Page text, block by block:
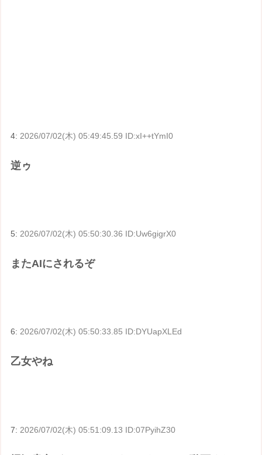
4: 2026/07/02(木) 05:49:45.59 ID:xI++tYmI0
逆ゥ
5: 2026/07/02(木) 05:50:30.36 ID:Uw6gigrX0
またAIにされるぞ
6:2026/07/02(木) 05:50:33.85 ID:DYUapXLEd
乙女やね
7: 2026/07/02(木) 05:51:09.13 ID:07PyihZ30